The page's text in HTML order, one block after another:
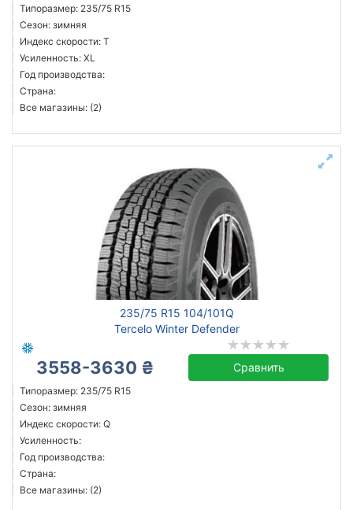
Типоразмер: 235/75 R15
Сезон: зимняя
Индекс скорости: T
Усиленность: XL
Год производства:
Страна:
Все магазины: (2)
235/75 R15 104/101Q
Tercelo Winter Defender
3558-3630 ₴ Сравнить
Типоразмер: 235/75 R15
Сезон: зимняя
Индекс скорости: Q
Усиленность:
Год производства:
Страна:
Все магазины: (2)